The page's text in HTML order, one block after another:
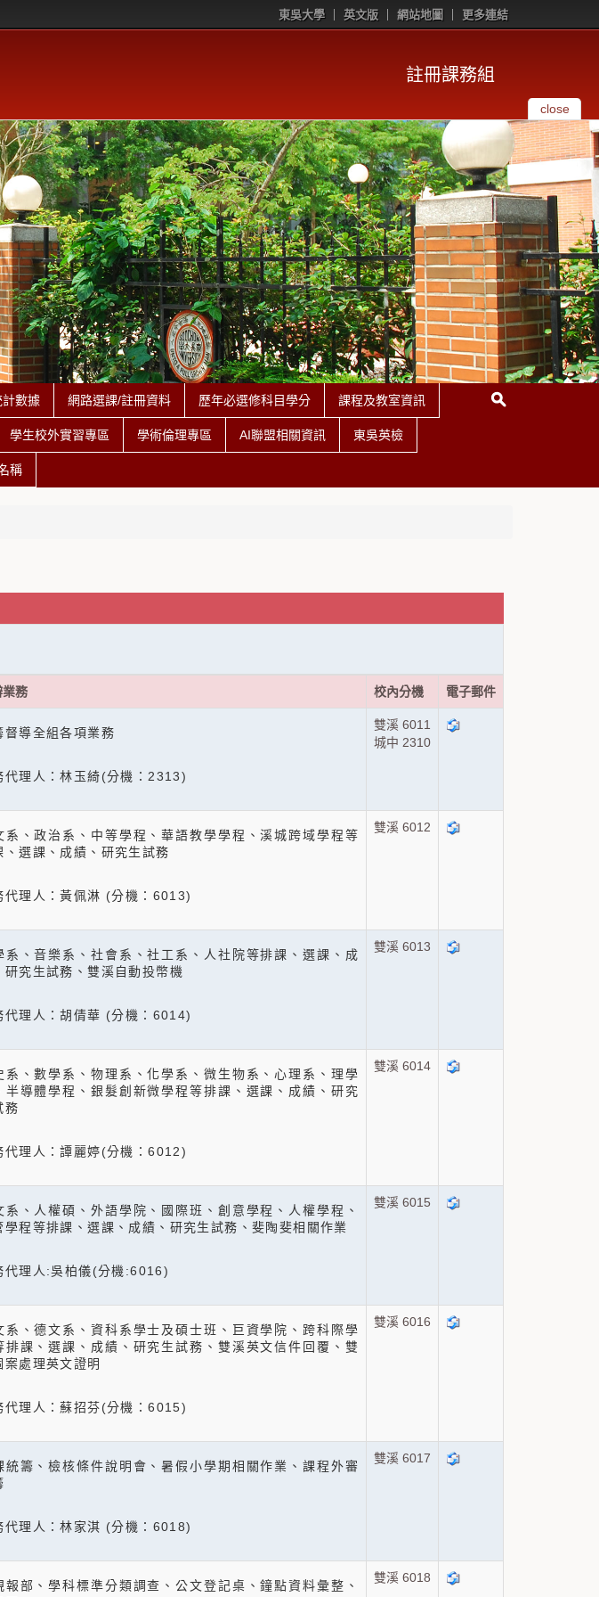
東吳大學 英文版 網站地圖 更多連結
註冊課務組
close
計數據 網路選課/註冊資料 歷年必選修科目學分 課程及教室資訊
學生校外實習專區 學術倫理專區 AI聯盟相關資訊 東吳英檢
稱
業務 校內分機 電子郵件
督導全組各項業務
代理人：林玉綺(分機：2313)
雙溪 6011
城中 2310
系、政治系、中等學程、華語教學學程、溪城跨域學程等
、選課、成績、研究生試務
代理人：黃佩淋 (分機：6013)
雙溪 6012
系、音樂系、社會系、社工系、人社院等排課、選課、成
研究生試務、雙溪自動投幣機
代理人：胡倩華 (分機：6014)
雙溪 6013
系、數學系、物理系、化學系、微生物系、心理系、理學
半導體學程、銀髮創新微學程等排課、選課、成績、研究
務
代理人：譚麗婷(分機：6012)
雙溪 6014
系、人權碩、外語學院、國際班、創意學程、人權學程、
學程等排課、選課、成績、研究生試務、斐陶斐相關作業
代理人:吳柏儀(分機:6016)
雙溪 6015
系、德文系、資科系學士及碩士班、巨資學院、跨科際學
排課、選課、成績、研究生試務、雙溪英文信件回覆、雙
案處理英文證明
代理人：蘇招芬(分機：6015)
雙溪 6016
統籌、檢核條件說明會、暑假小學期相關作業、課程外審
代理人：林家淇 (分機：6018)
雙溪 6017
報部、學科標準分類調查、公文登記桌、鐘點資料彙整、
雙溪 6018